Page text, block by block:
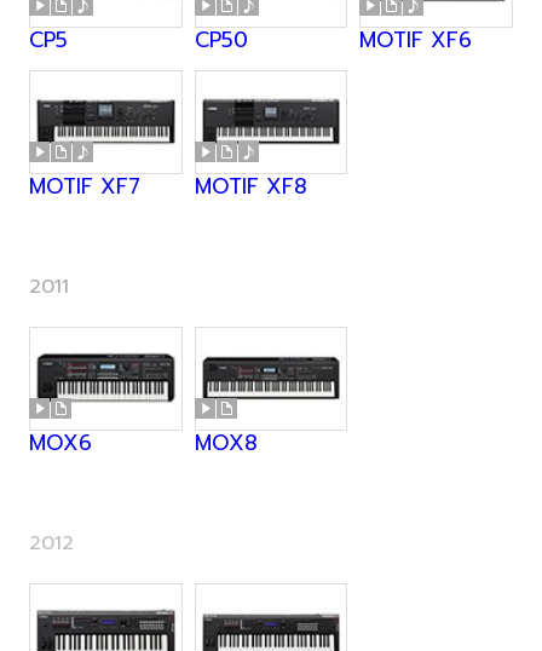
CP5 CP50 MOTIF XF6
MOTIF XF7 MOTIF XF8
2011
MOX6 MOX8
2012